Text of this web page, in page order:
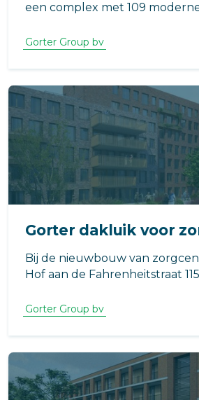
een complex met 109
essentieel onderdeel van het
Gorter Group bv
Gorter dakluik voor
Bij de nieuwbouw van
Hof aan de Fahrenheitstraat
door Heilijgers in opdracht van
Woonzorg Nederland, speelt
RHT7014 dakluik een
Gorter Group bv